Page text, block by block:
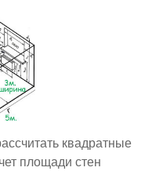
квадратные
площади стен